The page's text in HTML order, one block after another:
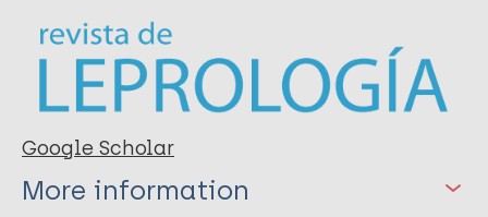
Google Scholar
More information